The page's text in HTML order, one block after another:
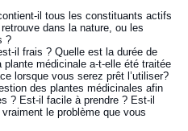
il tous les constituants actifs
dans la nature, ou les
?
il frais ? Quelle est la durée de
médicinale a-t-elle été traitée
lorsque vous serez prêt l’utiliser?
des plantes médicinales afin
? Est-il facile à prendre ? Est-il
le problème que vous